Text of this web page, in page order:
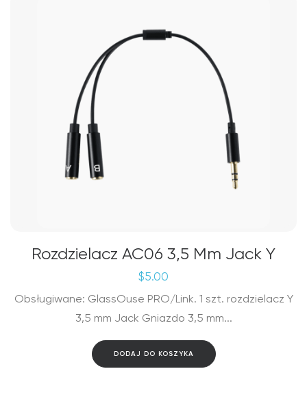
Rozdzielacz AC06 3,5 Mm Jack Y
$5.00
Obsługiwane: GlassOuse PRO/Link. 1 szt. rozdzielacz Y
3,5 mm Jack Gniazdo 3,5 mm...
DODAJ DO KOSZYKA